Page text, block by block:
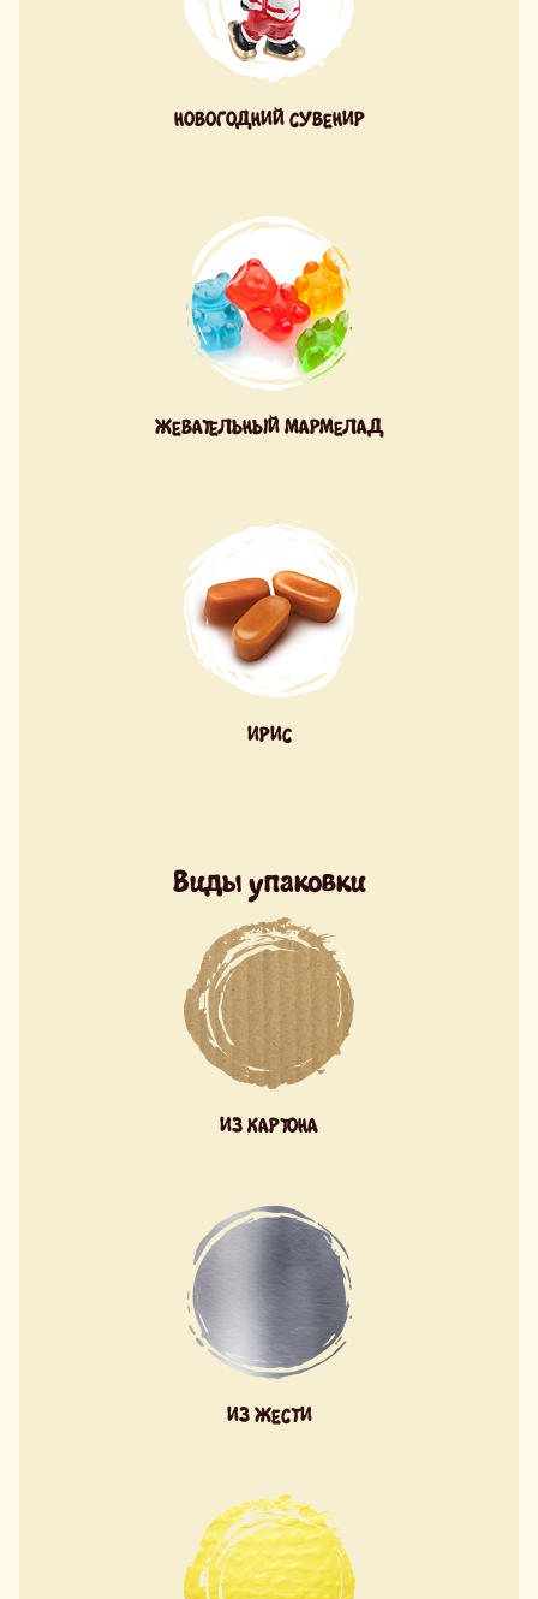
НОВОГОДНИЙ СУВЕНИР
ЖЕВАТЕЛЬНЫЙ МАРМЕЛАД
ИРИС
Виды упаковки
ИЗ КАРТОНА
ИЗ ЖЕСТИ